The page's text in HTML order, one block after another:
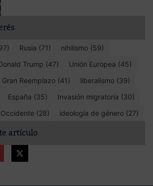
Rusia (71)
nihilismo (59)
Trump (47)
Unión Europea (45)
Gran Reemplazo (41)
liberalismo (39)
España (35)
Invasión migratoria (30)
Occidente (28) ideología de género (27)
artículo